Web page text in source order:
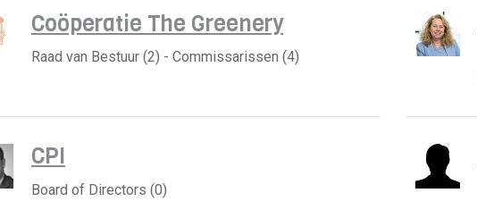
Coöperatie The Greenery
Raad van Bestuur (2) - Commissarissen (4)
CPI
Board of Directors (0)